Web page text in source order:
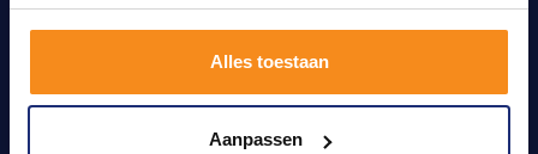
Alles toestaan
Aanpassen
Blijf op de hoogte van het laatste nieuws en
Kom langs en ervaar zelf het verschil!